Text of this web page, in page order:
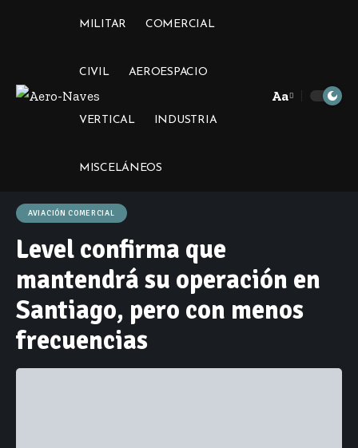
MILITAR COMERCIAL
CIVIL AEROESPACIO
VERTICAL INDUSTRIA
MISCELÁNEOS
Font
Aa
AVIACIÓN COMERCIAL
Level confirma que
mantendrá su operación en
Santiago, pero con menos
frecuencias